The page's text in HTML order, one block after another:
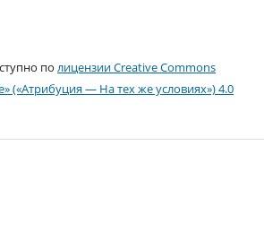
по лицензии Creative Commons
(«Атрибуция — На тех же условиях») 4.0